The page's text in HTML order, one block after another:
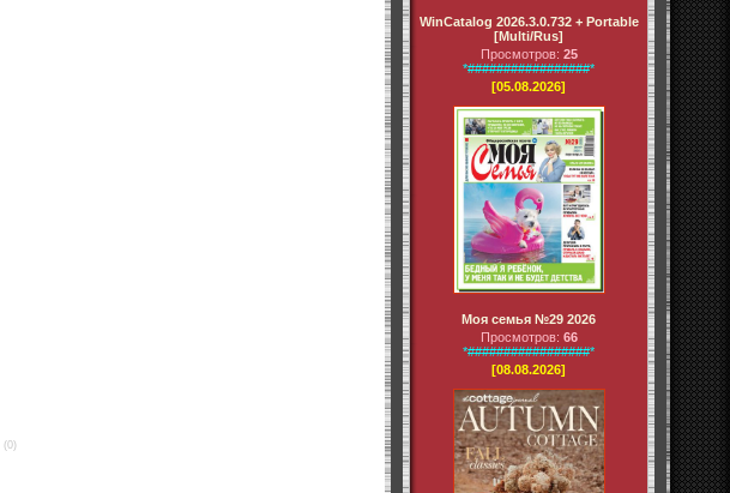
(0)
WinCatalog 2026.3.0.732 + Portable
[Multi/Rus]
Просмотров: 25
*#################*
[05.08.2026]
Моя семья №29 2026
Просмотров: 66
*#################*
[08.08.2026]